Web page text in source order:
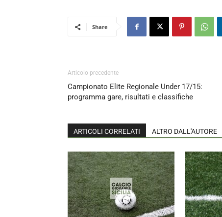
Share
Articolo precedente
Campionato Elite Regionale Under 17/15:
programma gare, risultati e classifiche
ARTICOLI CORRELATI ALTRO DALL'AUTORE